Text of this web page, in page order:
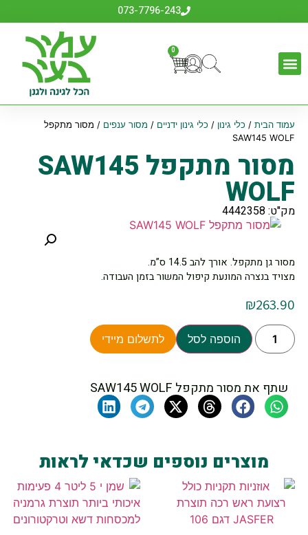
073-7796-243
0
עמוד הבית/ כלי גינון / כלי גינון ידניים / מסור ענפים / מסור מתקפל
SAW145 WOLF
מסור מתקפל SAW145
WOLF
מק"ט: 4442358
מסור גן מתקפל. אורך להב 14.5 ס”מ.
מצויד בנצרה המונעת קיפול המשור בזמן העבודה.
₪263.90
הוספה לסל לתשלום מיידי
שתף את מסור מתקפל SAW145 WOLF
מוצרים נוספים שכדאי לראות